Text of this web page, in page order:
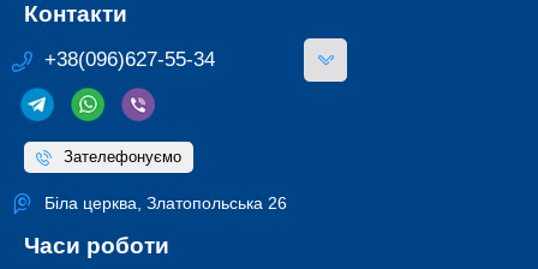
Контакти
+38(096)627-55-34
Зателефонуємо
Біла церква, Златопольська 26
Часи роботи